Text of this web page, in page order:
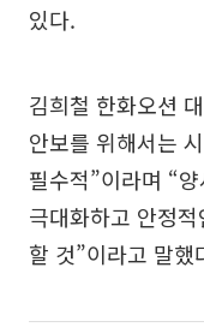
있다.
김희철 한화오션
안보를 위해서는
필수적”이라며 “
극대화하고 안정
할 것”이라고 말했